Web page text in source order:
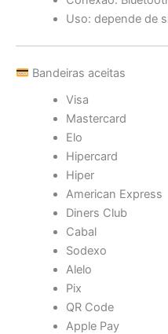
Uso: depende de
Bandeiras aceitas
Visa
Mastercard
Elo
Hipercard
Hiper
American Express
Diners Club
Cabal
Sodexo
Alelo
Pix
QR Code
Apple Pay